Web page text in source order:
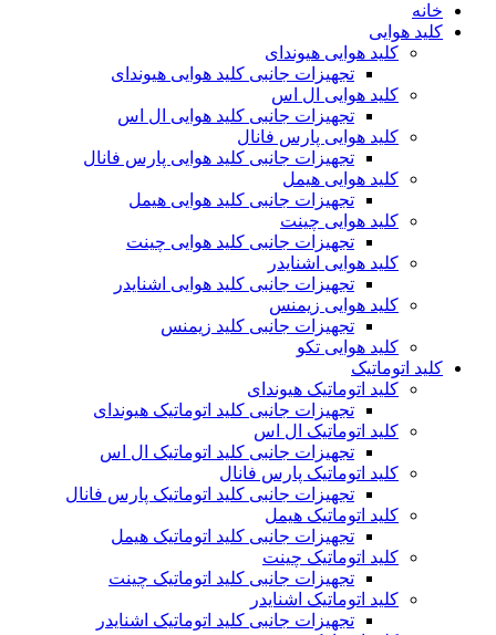
خانه
کلید هوایی
کلید هوایی هیوندای
تجهیزات جانبی کلید هوایی هیوندای
کلید هوایی ال اس
تجهیزات جانبی کلید هوایی ال اس
کلید هوایی پارس فانال
تجهیزات جانبی کلید هوایی پارس فانال
کلید هوایی هیمل
تجهیزات جانبی کلید هوایی هیمل
کلید هوایی چینت
تجهیزات جانبی کلید هوایی چینت
کلید هوایی اشنایدر
تجهیزات جانبی کلید هوایی اشنایدر
کلید هوایی زیمنس
تجهیزات جانبی کلید زیمنس
کلید هوایی تکو
کلید اتوماتیک
کلید اتوماتیک هیوندای
تجهیزات جانبی کلید اتوماتیک هیوندای
کلید اتوماتیک ال اس
تجهیزات جانبی کلید اتوماتیک ال اس
کلید اتوماتیک پارس فانال
تجهیزات جانبی کلید اتوماتیک پارس فانال
کلید اتوماتیک هیمل
تجهیزات جانبی کلید اتوماتیک هیمل
کلید اتوماتیک چینت
تجهیزات جانبی کلید اتوماتیک چینت
کلید اتوماتیک اشنایدر
تجهیزات جانبی کلید اتوماتیک اشنایدر